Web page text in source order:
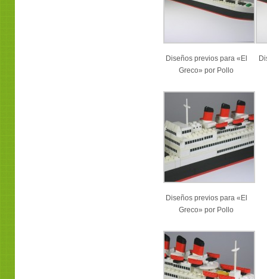
Diseños previos para «El
Greco» por Pollo
Diseños previos para «El
Greco» por Pollo